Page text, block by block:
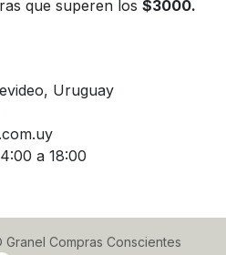
que superen los $3000.
Uruguay
a 18:00
Compras Conscientes